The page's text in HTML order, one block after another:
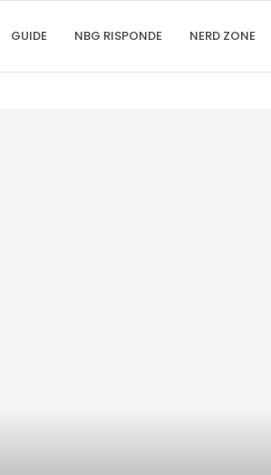
GUIDE NBG RISPONDE NERD ZONE